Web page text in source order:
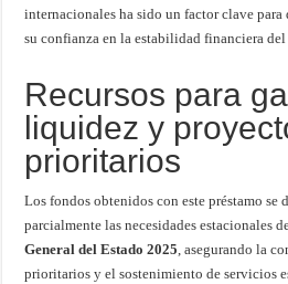
internacionales ha sido un factor clave
su confianza en la estabilidad financiera del
Recursos para
liquidez y
prioritarios
Los fondos obtenidos con este préstamo se
parcialmente las necesidades estacionales
General del Estado 2025, asegurando la
prioritarios y el sostenimiento de servicios